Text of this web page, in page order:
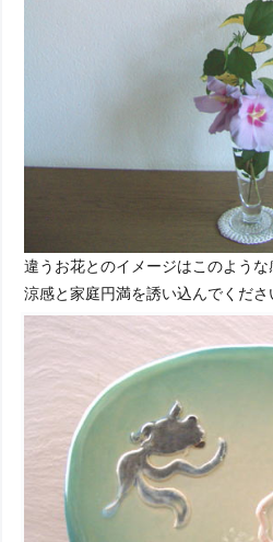
違うお花とのイメージはこのよう
涼感と家庭円満を誘い込んでくださ